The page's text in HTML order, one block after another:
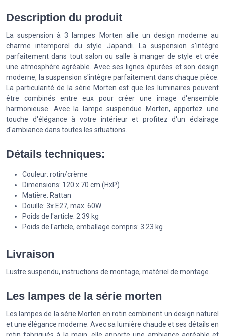
Description du produit
La suspension à 3 lampes Morten allie un design moderne au
charme intemporel du style Japandi. La suspension s'intègre
parfaitement dans tout salon ou salle à manger de style et crée
une atmosphère agréable. Avec ses lignes épurées et son design
moderne, la suspension s'intègre parfaitement dans chaque pièce.
La particularité de la série Morten est que les luminaires peuvent
être combinés entre eux pour créer une image d'ensemble
harmonieuse. Avec la lampe suspendue Morten, apportez une
touche d'élégance à votre intérieur et profitez d'un éclairage
d'ambiance dans toutes les situations.
Détails techniques:
Couleur: rotin/crème
Dimensions: 120 x 70 cm (HxP)
Matière: Rattan
Douille: 3x E27, max. 60W
Poids de l'article: 2.39 kg
Poids de l'article, emballage compris: 3.23 kg
Livraison
Lustre suspendu, instructions de montage, matériel de montage.
Les lampes de la série morten
Les lampes de la série Morten en rotin combinent un design naturel
et une élégance moderne. Avec sa lumière chaude et ses détails en